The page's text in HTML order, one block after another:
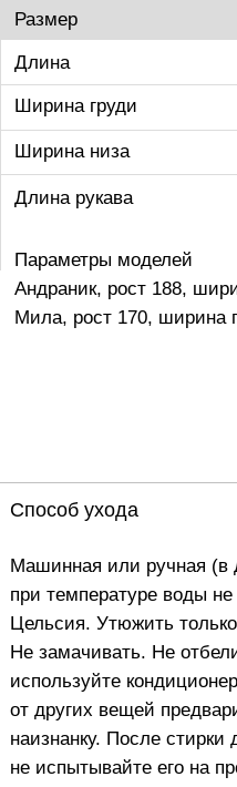
Способ ухода
от других вещей предварительно
наизнанку. После стирки дайте
не испытывайте его на прочность.